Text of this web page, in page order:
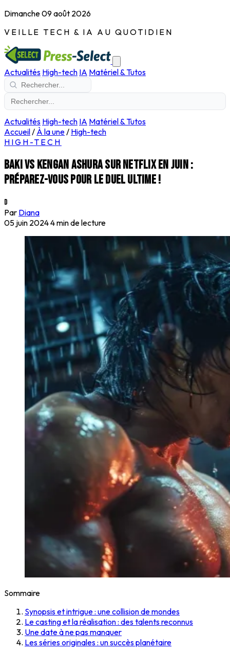
Dimanche 09 août 2026
VEILLE TECH & IA AU QUOTIDIEN
Actualités High-tech IA Matériel & Tutos
Actualités High-tech IA Matériel & Tutos
Accueil/ À la une/ High-tech
HIGH-TECH
Baki vs Kengan Ashura sur Netflix en juin :
préparez-vous pour le duel ultime !
D
Par Diana
05 juin 20244 min de lecture
Sommaire
Synopsis et intrigue : une collision de mondes
Le casting et la réalisation : des talents reconnus
Une date à ne pas manquer
Les séries originales : un succès planétaire